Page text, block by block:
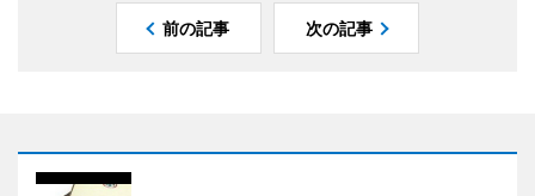
前の記事 次の記事